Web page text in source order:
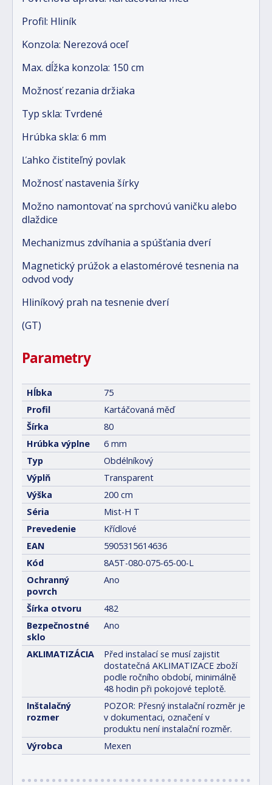
Profil: Hliník
Konzola: Nerezová oceľ
Max. dĺžka konzola: 150 cm
Možnosť rezania držiaka
Typ skla: Tvrdené
Hrúbka skla: 6 mm
Ľahko čistiteľný povlak
Možnosť nastavenia šírky
Možno namontovať na sprchovú vaničku alebo
dlaždice
Mechanizmus zdvíhania a spúšťania dverí
Magnetický prúžok a elastomérové tesnenia na
odvod vody
Hliníkový prah na tesnenie dverí
(GT)
Parametry
Hĺbka
75
Profil
Kartáčovaná měď
Šírka
80
Hrúbka výplne
6 mm
Typ
Obdélníkový
Výplň
Transparent
Výška
200 cm
Séria
Mist-H T
Prevedenie
Křídlové
EAN
5905315614636
Kód
8A5T-080-075-65-00-L
Ochranný
povrch
Ano
Šírka otvoru
482
Bezpečnostné
sklo
Ano
AKLIMATIZÁCIA
Před instalací se musí zajistit
dostatečná AKLIMATIZACE zboží
podle ročního období, minimálně
48 hodin při pokojové teplotě.
Inštalačný
rozmer
POZOR: Přesný instalační rozměr je
v dokumentaci, označení v
produktu není instalační rozměr.
Výrobca
Mexen